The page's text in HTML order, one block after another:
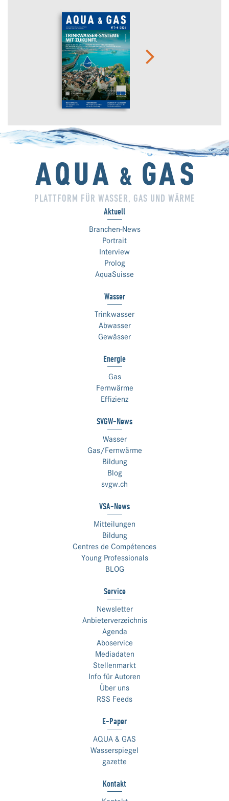
PLATTFORM FÜR WASSER, GAS UND WÄRME
Aktuell
Branchen-News
Portrait
Interview
Prolog
AquaSuisse
Wasser
Trinkwasser
Abwasser
Gewässer
Energie
Gas
Fernwärme
Effizienz
SVGW-News
Wasser
Gas/Fernwärme
Bildung
Blog
svgw.ch
VSA-News
Mitteilungen
Bildung
Centres de Compétences
Young Professionals
BLOG
Service
Newsletter
Anbieterverzeichnis
Agenda
Aboservice
Mediadaten
Stellenmarkt
Info für Autoren
Über uns
RSS Feeds
E-Paper
AQUA & GAS
Wasserspiegel
gazette
Kontakt